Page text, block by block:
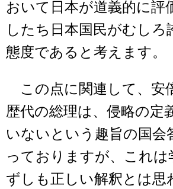
おいて日本が道義的に評
したち日本国民がむしろ
態度であると考えます。
この点に関連して、安
歴代の総理は、侵略の定
いないという趣旨の国会
っておりますが、これは
ずしも正しい解釈とは思